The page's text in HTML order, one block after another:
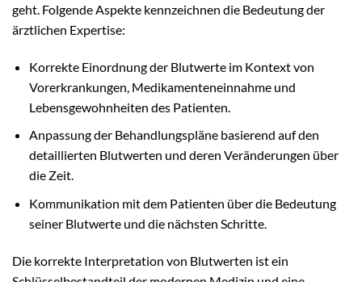
geht. Folgende Aspekte kennzeichnen die Bedeutung der
ärztlichen Expertise:
Korrekte Einordnung der Blutwerte im Kontext von
Vorerkrankungen, Medikamenteneinnahme und
Lebensgewohnheiten des Patienten.
Anpassung der Behandlungspläne basierend auf den
detaillierten Blutwerten und deren Veränderungen über
die Zeit.
Kommunikation mit dem Patienten über die Bedeutung
seiner Blutwerte und die nächsten Schritte.
Die korrekte Interpretation von Blutwerten ist ein